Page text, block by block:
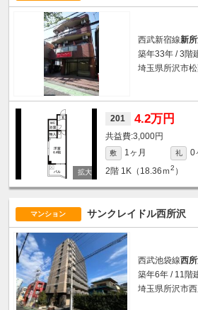
西武新宿線新
築年33年 / 3階
埼玉県所沢市
201 4.2万円
3,000円
敷 1ヶ月 礼
0
2階 1K（18.36ｍ2 ）
マンション サンクレイドル西所沢
西武池袋線西
築年6年 / 11階
埼玉県所沢市